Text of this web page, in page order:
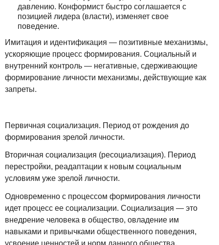
давлению. Конформист быстро соглашается с
позицией лидера (власти), изменяет свое
поведение.
Имитация и идентификация — позитивные механизмы,
ускоряющие процесс формирования. Социальный и
внутренний контроль — негативные, сдерживающие
формирование личности механизмы, действующие как
запреты.
Первичная социализация. Период от рождения до
формирования зрелой личности.
Вторичная социализация (ресоциализация). Период
перестройки, реадаптации к новым социальным
условиям уже зрелой личности.
Одновременно с процессом формирования личности
идет процесс ее социализации. Социализация — это
внедрение человека в общество, овладение им
навыками и привычками общественного поведения,